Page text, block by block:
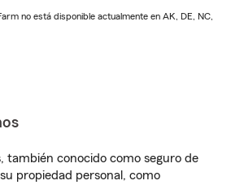
no está disponible actualmente en AK, DE, NC,
también conocido como seguro de
propiedad personal, como